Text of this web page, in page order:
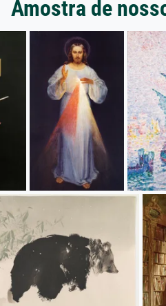
Amostra de